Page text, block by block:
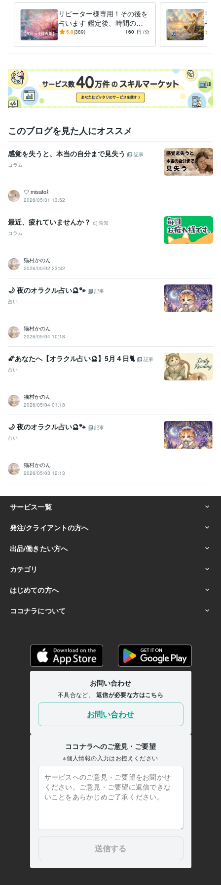
資格・検定
介護福祉士 取得年 : 2005年
ケアマネジャー（介護支援専門員） 取得年 : 2007年
精神保健福祉士 取得年 : 2008年
保育士 取得年 : 2010年
社会福祉士 取得年 : 2011年
得意分野
占い 霊感タロット、オラクルカードなどの占い 現実的な相談、カウ
ンセリング
愛知学院大学 1990年3月 ~ 1994年2月
リピーター様専用！その後を
占います 鑑定後、時間の経
過や状況の変化など、ご相談
5.0(389) 160 円 /分
モヤ
占い
ため
このブログを見た人にオススメ
感覚を失うと、本当の自分まで見失う
記事
コラム
‎‪♡ ‬misato⌇
2026/05/31 13:52
最近、疲れていませんか？
告知
コラム
猫村かのん
2026/05/02 23:32
🌙 夜のオラクル占い🔮🐾
記事
占い
猫村かのん
2026/05/04 10:18
🌠あなたへ【オラクル占い🔮】5月４日🐈
記事
占い
猫村かのん
2026/05/04 01:18
🌙 夜のオラクル占い🔮🐾
記事
占い
猫村かのん
2026/05/03 12:13